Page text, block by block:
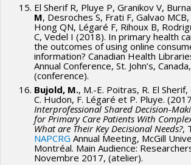
El Sherif R, Pluye P, Granikov V,
M, Desroches S, Frati F, Galvao
Hong QN, Légaré F, Rihoux B,
C, Vedel I (2018). In primary health
the outcomes of using online
information? Canadian Health
Annual Conference, St. John’s, Canada,
(conference).
Bujold, M., M.-E. Poitras, R. El
C. Hudon, F. Légaré et P. Pluye.
Interprofessional Shared Decision-
for Primary Care Patients With
What are Their Key Decisional Needs?,
NAPCRG Annual Meeting, McGill
Montréal. Main Audience:
Novembre 2017, (atelier).